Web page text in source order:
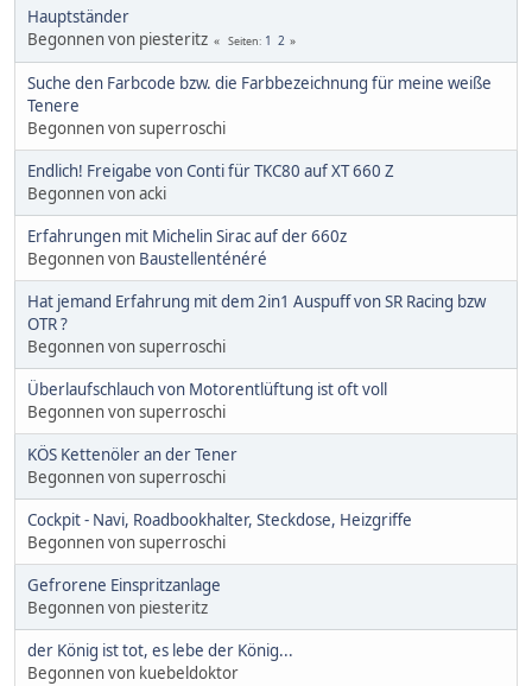
Hauptständer
Begonnen von piesteritz
Seiten 1 2
Suche den Farbcode bzw. die Farbbezeichnung für meine weiße
Tenere
Begonnen von superroschi
Endlich! Freigabe von Conti für TKC80 auf XT 660 Z
Begonnen von acki
Erfahrungen mit Michelin Sirac auf der 660z
Begonnen von Baustellenténéré
Hat jemand Erfahrung mit dem 2in1 Auspuff von SR Racing bzw
OTR ?
Begonnen von superroschi
Überlaufschlauch von Motorentlüftung ist oft voll
Begonnen von superroschi
KÖS Kettenöler an der Tener
Begonnen von superroschi
Cockpit - Navi, Roadbookhalter, Steckdose, Heizgriffe
Begonnen von superroschi
Gefrorene Einspritzanlage
Begonnen von piesteritz
der König ist tot, es lebe der König...
Begonnen von kuebeldoktor